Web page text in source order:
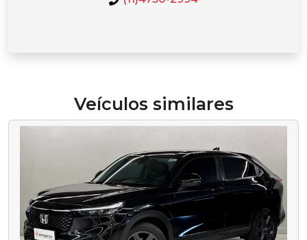
Veículos similares